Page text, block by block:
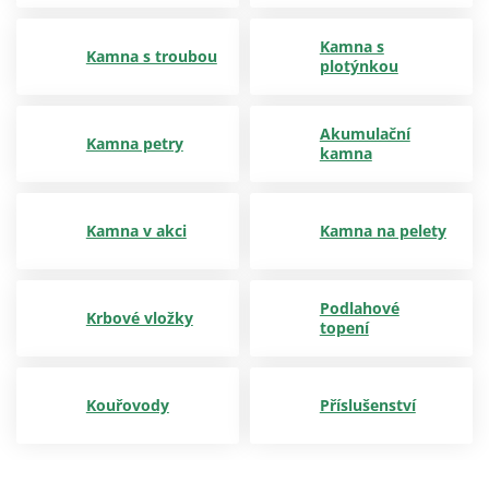
Kamna s troubou
Kamna s
plotýnkou
Kamna petry
Akumulační
kamna
Kamna v akci Kamna na pelety
Krbové vložky
Podlahové
topení
Kouřovody Příslušenství